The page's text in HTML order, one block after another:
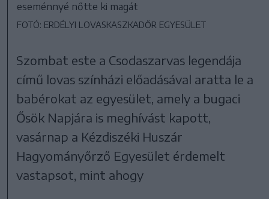
eseménnyé nőtte ki magát
FOTÓ: ERDÉLYI LOVASKASZKADŐR EGYESÜLET
Szombat este a Csodaszarvas legendája
című lovas színházi előadásával aratta le a
babérokat az egyesület, amely a bugaci
Ősök Napjára is meghívást kapott,
vasárnap a Kézdiszéki Huszár
Hagyományőrző Egyesület érdemelt
vastapsot, mint ahogy